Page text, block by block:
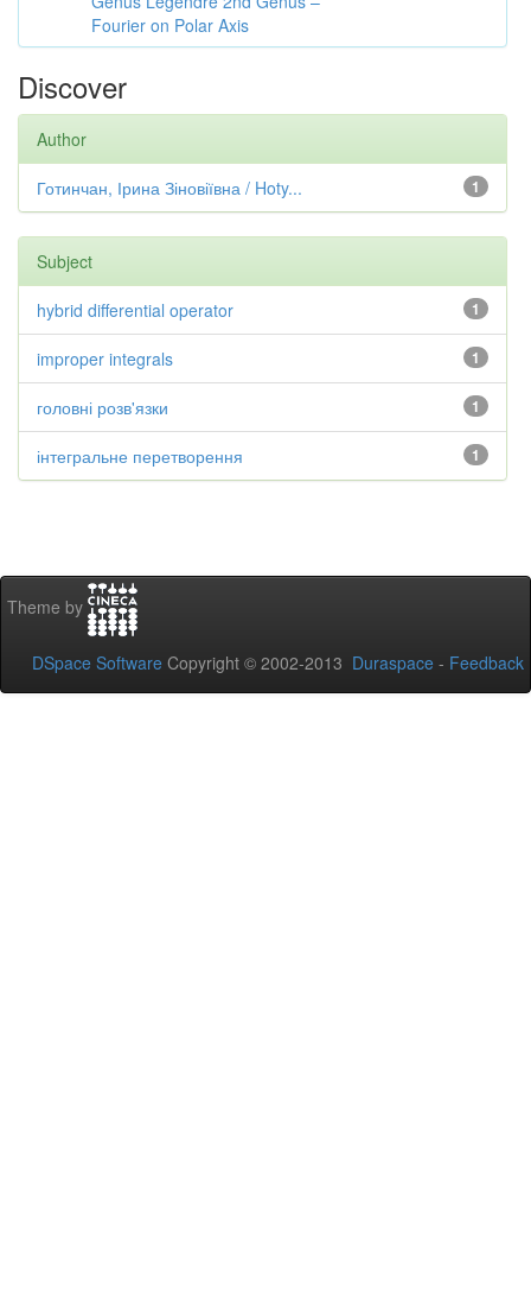
Fourier on Polar Axis
Discover
Author
1
Готинчан, Ірина Зіновіївна / Hoty...
Subject
1
hybrid differential operator
1
improper integrals
1
головні розв'язки
1
інтегральне перетворення
Theme by
DSpace Software Copyright © 2002-2013 Duraspace - Feedback